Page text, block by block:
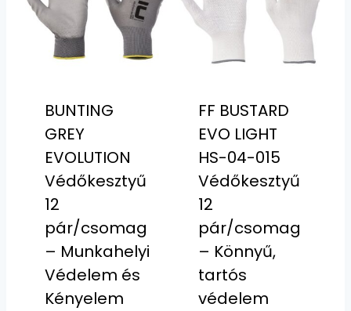
BUNTING
GREY
EVOLUTION
Védőkesztyű
12
pár/csomag
– Munkahelyi
Védelem és
Kényelem
FF BUSTARD
EVO LIGHT
HS-04-015
Védőkesztyű
12
pár/csomag
– Könnyű,
tartós
védelem